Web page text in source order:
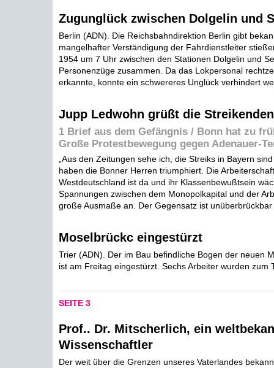
Zugunglück zwischen Dolgelin und
Berlin (ADN). Die Reichsbahndirektion Berlin gibt
mangelhafter Verständigung der Fahrdienstleiter
1954 um 7 Uhr zwischen den Stationen Dolgelin und
Personenzüge zusammen. Da das Lokpersonal
erkannte, konnte ein schwereres Unglück verhindert
Jupp Ledwohn grüßt die Streikenden
1 Brief aus dem Gefängnis / Bonn hat zu
Große Protestbewegung gegen Adenauer-
„Aus den Zeitungen sehe ich, die Streiks in Bayern
haben die Bonner Herren triumphiert. Die
Westdeutschland ist da und ihr Klassenbewußtsein
Spannungen zwischen dem Monopolkapital und der
große Ausmaße an. Der Gegensatz ist unüberbrückbar
Moselbrückc eingestürzt
Trier (ADN). Der im Bau befindliche Bogen der neuen
ist am Freitag eingestürzt. Sechs Arbeiter wurden zum
SEITE 3
Prof.. Dr. Mitscherlich, ein
Wissenschaftler
Der weit über die Grenzen unseres Vaterlandes